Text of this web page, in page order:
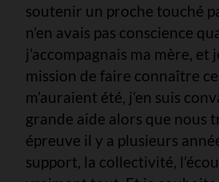
soutenir un proche touché
n’en avais pas conscience
j’accompagnais ma mère, et
mission de faire connaître
m’auraient été, j’en suis
grande aide alors que nous
épreuve il y a plusieurs
support, la collectivité,